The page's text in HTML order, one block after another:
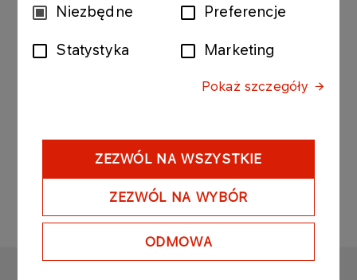
WybórNiezbędne Preferencje
Statystyka Marketing
Pokaż szczegóły
ZEZWÓL NA WSZYSTKIE
ZEZWÓL NA WYBÓR
ODMOWA
Załącznik 1 do raportu bieżącego numer 102 -